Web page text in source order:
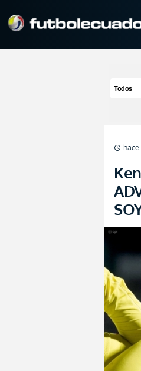
schedule hace